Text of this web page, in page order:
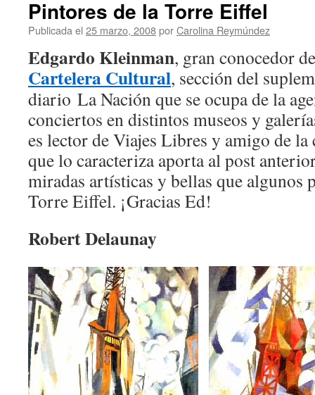
Pintores de la Torre Eiffel
Publicada el 25 marzo, 2008porCarolina Reymúndez
Edgardo Kleinman, gran conocedor
Cartelera Cultural, sección del
diario La Nación que se ocupa de la
conciertos en distintos museos y
es lector de Viajes Libres y amigo de la
que lo caracteriza aporta al post
miradas artísticas y bellas que algunos
Torre Eiffel. ¡Gracias Ed!
Robert Delaunay